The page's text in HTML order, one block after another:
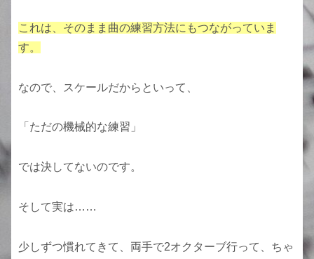
これは、そのまま曲の練習方法にもつながっていま
す。
なので、スケールだからといって、
「ただの機械的な練習」
では決してないのです。
そして実は……
少しずつ慣れてきて、両手で2オクターブ行って、ちゃ